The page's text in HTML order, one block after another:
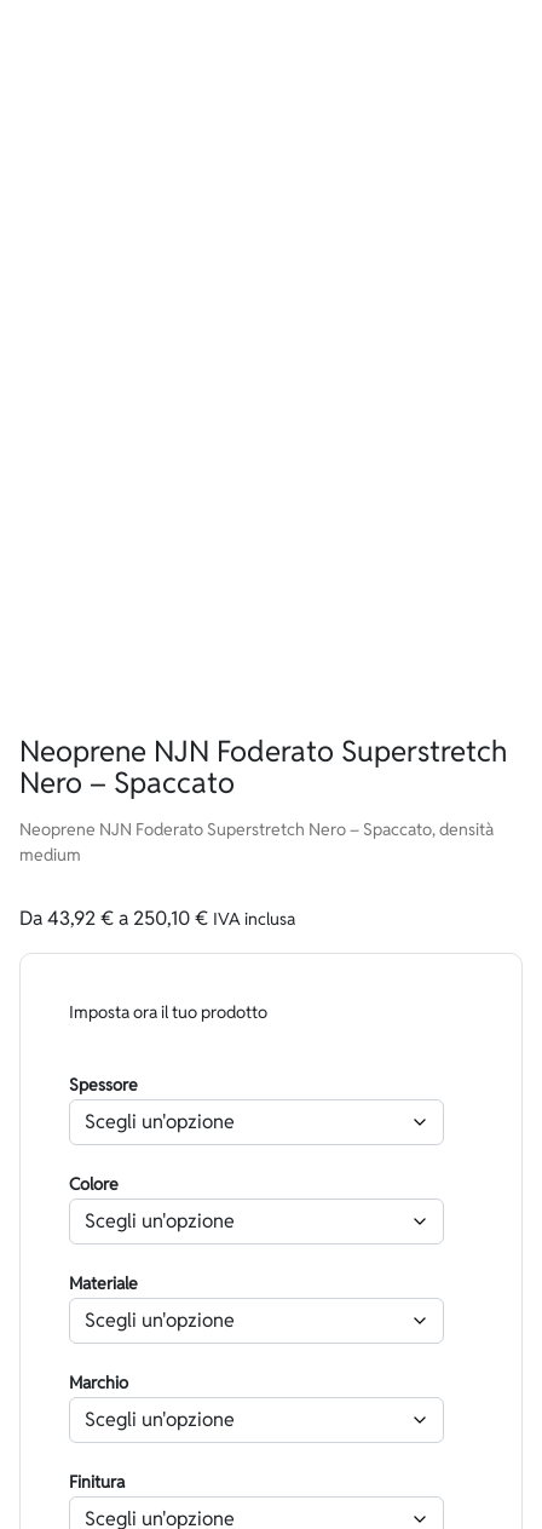
Neoprene NJN Foderato Superstretch
Nero – Spaccato
Neoprene NJN Foderato Superstretch Nero – Spaccato, densità
medium
Da43,92€a 250,10€ IVA inclusa
Imposta ora il tuo prodotto
Spessore
Colore
Materiale
Marchio
Finitura